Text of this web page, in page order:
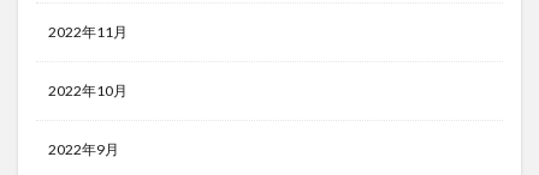
2022年11月
2022年10月
2022年9月